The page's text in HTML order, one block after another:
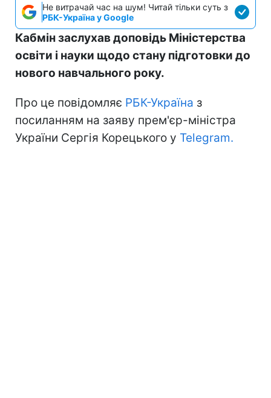
Не витрачай час на шум! Читай тільки суть з
РБК-Україна у Google
Кабмін заслухав доповідь Міністерства
освіти і науки щодо стану підготовки до
нового навчального року.
Про це повідомляє РБК-Україна з
посиланням на заяву прем'єр-міністра
України Сергія Корецького у Telegram.